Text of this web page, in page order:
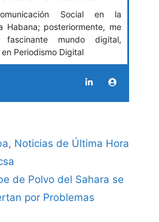
Social en la
Habana; posteriormente, me
mundo digital,
Periodismo Digital
, Noticias de Última Hora
de Polvo del Sahara se
por Problemas